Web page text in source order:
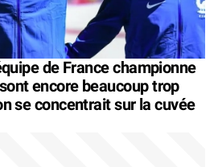
de France championne
encore beaucoup trop
se concentrait sur la cuvée